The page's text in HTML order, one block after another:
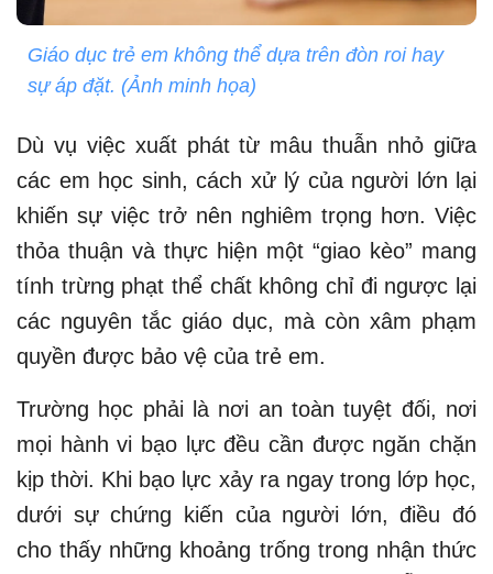
Giáo dục trẻ em không thể dựa trên đòn roi hay
sự áp đặt. (Ảnh minh họa)
Dù vụ việc xuất phát từ mâu thuẫn nhỏ giữa
các em học sinh, cách xử lý của người lớn lại
khiến sự việc trở nên nghiêm trọng hơn. Việc
thỏa thuận và thực hiện một “giao kèo” mang
tính trừng phạt thể chất không chỉ đi ngược lại
các nguyên tắc giáo dục, mà còn xâm phạm
quyền được bảo vệ của trẻ em.
Trường học phải là nơi an toàn tuyệt đối, nơi
mọi hành vi bạo lực đều cần được ngăn chặn
kịp thời. Khi bạo lực xảy ra ngay trong lớp học,
dưới sự chứng kiến của người lớn, điều đó
cho thấy những khoảng trống trong nhận thức